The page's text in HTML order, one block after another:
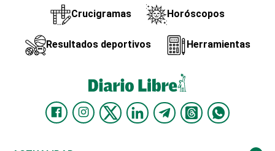
Crucigramas Horóscopos
Resultados deportivos Herramientas